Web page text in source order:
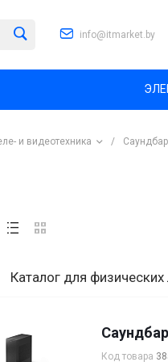
info@itmarket.by
и видеотехника /
Каталог для физических
Код товара